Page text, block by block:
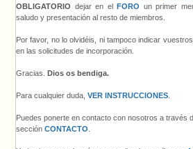
OBLIGATORIO dejar en el FORO un primer
saludo y presentación al resto de miembros.
Por favor, no lo olvidéis, ni tampoco indicar
en las solicitudes de incorporación.
Gracias. Dios os bendiga.
Para cualquier duda, VER INSTRUCCIONES
Puedes ponerte en contacto con nosotros a través
sección CONTACTO